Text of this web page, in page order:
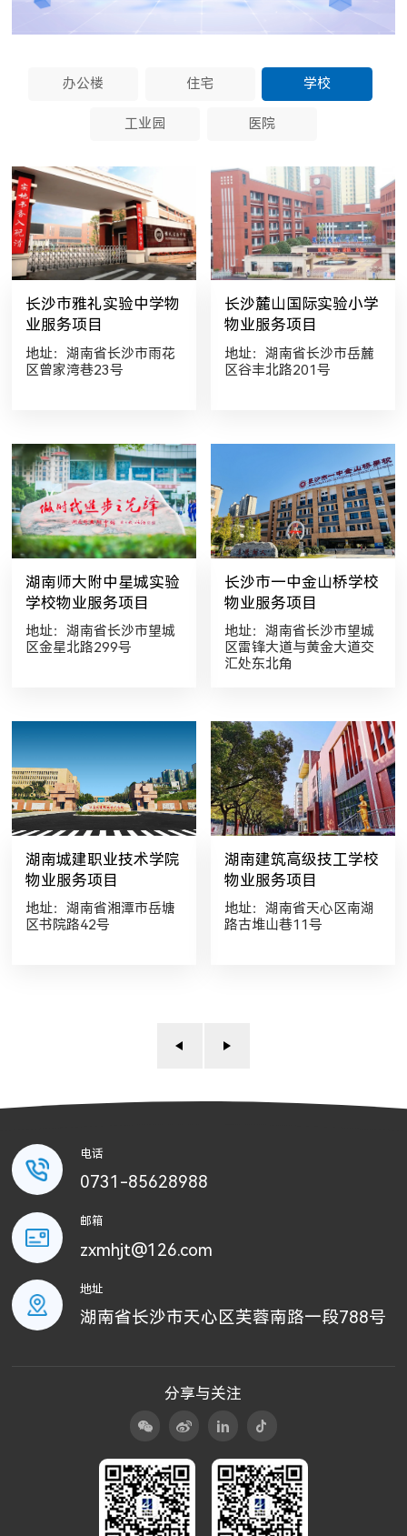
办公楼 住宅 学校
工业园 医院
长沙市雅礼实验中学物
业服务项目
地址：湖南省长沙市雨花
区曾家湾巷23号
长沙麓山国际实验小学
物业服务项目
地址：湖南省长沙市岳麓
区谷丰北路201号
湖南师大附中星城实验
学校物业服务项目
地址：湖南省长沙市望城
区金星北路299号
长沙市一中金山桥学校
物业服务项目
地址：湖南省长沙市望城
区雷锋大道与黄金大道交
汇处东北角
湖南城建职业技术学院
物业服务项目
地址：湖南省湘潭市岳塘
区书院路42号
湖南建筑高级技工学校
物业服务项目
地址：湖南省天心区南湖
路古堆山巷11号
电话
0731-85628988
邮箱
zxmhjt@126.com
地址
湖南省长沙市天心区芙蓉南路一段788号
分享与关注